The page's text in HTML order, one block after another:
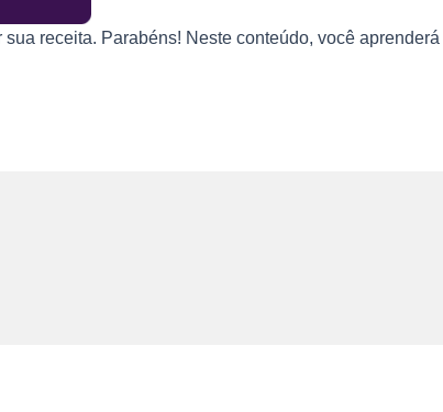
receita. Parabéns! Neste conteúdo, você aprenderá